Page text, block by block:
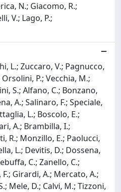
N.; Giacomo, R.;
V.; Lago, P.;
L.; Zuccaro, V.; Pagnucco,
P.; Vecchia, M.;
S.; Alfano, C.; Bonzano,
A.; Salinaro, F.; Speciale,
L.; Boscolo, E.;
A.; Brambilla, I.;
R.; Monzillo, E.; Paolucci,
L.; Devitis, D.; Dossena,
C.; Zanello, C.;
Girardi, A.; Mercato, A.;
Mele, D.; Calvi, M.; Tizzoni,